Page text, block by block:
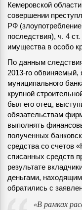
Кемеровской
совершении
РФ
последствия), ч. 4
имущества в особо
По данным
2013-го обвиняемый,
муниципального
крупной
был его отец,
обязательствам
выполнять
полученных
средства со счетов
списанных средств
результате
деньгами,
обратились с
«В рамках